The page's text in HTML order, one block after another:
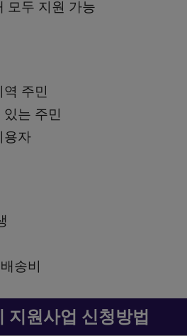
모두 지원 가능
주민
는 주민
용자
송비
지원사업 신청방법